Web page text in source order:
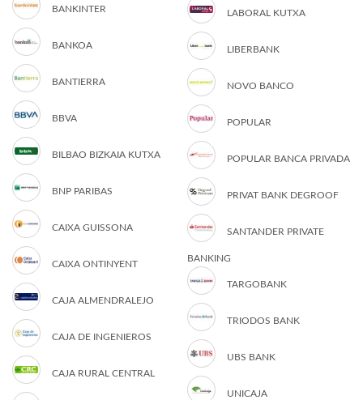
BANKINTER
BANKOA
BANTIERRA
BBVA
BILBAO BIZKAIA KUTXA
BNP PARIBAS
CAIXA GUISSONA
CAIXA ONTINYENT
CAJA ALMENDRALEJO
CAJA DE INGENIEROS
CAJA RURAL CENTRAL
LABORAL KUTXA
LIBERBANK
NOVO BANCO
POPULAR
POPULAR BANCA PRIVADA
PRIVAT BANK DEGROOF
SANTANDER PRIVATE
BANKING
TARGOBANK
TRIODOS BANK
UBS BANK
UNICAJA